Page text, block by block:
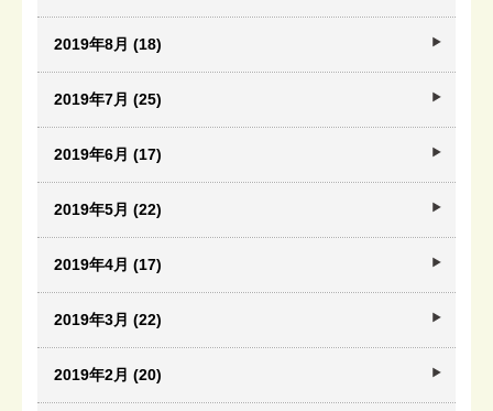
2019年8月 (18)
2019年7月 (25)
2019年6月 (17)
2019年5月 (22)
2019年4月 (17)
2019年3月 (22)
2019年2月 (20)